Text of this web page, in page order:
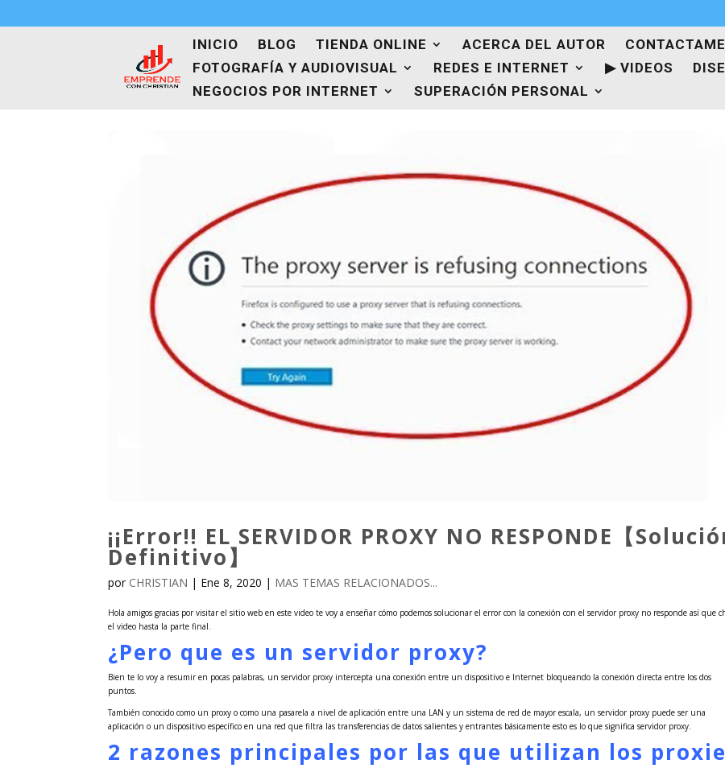
INICIO BLOG TIENDA ONLINE ACERCA DEL AUTOR
CONTACTAME
FOTOGRAFÍA Y AUDIOVISUAL
REDES E INTERNET ▶ VIDEOS
NEGOCIOS POR INTERNET
SUPERACIÓN PERSONAL
¡¡Error!! EL SERVIDOR PROXY NO RESPONDE【
Definitivo】
por CHRISTIAN | Ene 8, 2020 | MAS TEMAS RELACIONADOS...
Hola amigos gracias por visitar el sitio web en este video te voy a enseñar cómo podemos solucionar el error con la conexión con el servidor proxy no responde así que
el video hasta la parte final.
¿Pero que es un servidor proxy?
Bien te lo voy a resumir en pocas palabras, un servidor proxy intercepta una conexión entre un dispositivo e Internet bloqueando la conexión directa entre los dos
puntos.
También conocido como un proxy o como una pasarela a nivel de aplicación entre una LAN y un sistema de red de mayor escala, un servidor proxy puede ser una
aplicación o un dispositivo específico en una red que filtra las transferencias de datos salientes y entrantes básicamente esto es lo que significa servidor proxy.
2 razones principales por las que utilizan los